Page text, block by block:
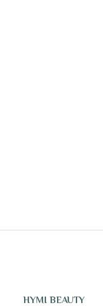
HYMI BEAUTY